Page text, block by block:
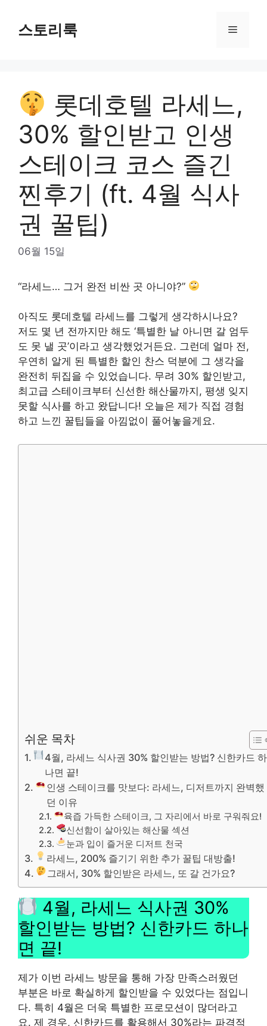
content스토리룩 Menu
롯데호텔 라세느,
30% 할인받고 인생
스테이크 코스 즐긴
찐후기 (ft. 4월 식사
권 꿀팁)
06월 15일
“라세느… 그거 완전 비싼 곳 아니야?”
아직도 롯데호텔 라세느를 그렇게 생각하시나요?
저도 몇 년 전까지만 해도 ‘특별한 날 아니면 갈 엄두
도 못 낼 곳’이라고 생각했었거든요. 그런데 얼마 전,
우연히 알게 된 특별한 할인 찬스 덕분에 그 생각을
완전히 뒤집을 수 있었습니다. 무려 30% 할인받고,
최고급 스테이크부터 신선한 해산물까지, 평생 잊지
못할 식사를 하고 왔답니다! 오늘은 제가 직접 경험
하고 느낀 꿀팁들을 아낌없이 풀어놓을게요.
쉬운 목차
4월, 라세느 식사권 30% 할인받는 방법? 신한카드 하
나면 끝!
인생 스테이크를 맛보다: 라세느, 디저트까지 완벽했
던 이유
육즙 가득한 스테이크, 그 자리에서 바로 구워줘요!
신선함이 살아있는 해산물 섹션
눈과 입이 즐거운 디저트 천국
라세느, 200% 즐기기 위한 추가 꿀팁 대방출!
그래서, 30% 할인받은 라세느, 또 갈 건가요?
4월, 라세느 식사권 30%
할인받는 방법? 신한카드 하나
면 끝!
제가 이번 라세느 방문을 통해 가장 만족스러웠던
부분은 바로 확실하게 할인받을 수 있었다는 점입니
다. 특히 4월은 더욱 특별한 프로모션이 많더라고
요. 제 경우, 신한카드를 활용해서 30%라는 파격적